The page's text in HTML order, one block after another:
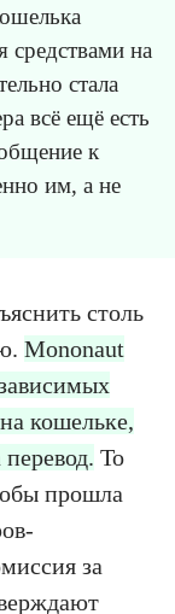
средствами на
стала
всё ещё есть
к
им, а не
столь
Mononaut
кошельке,
То
прошла
за